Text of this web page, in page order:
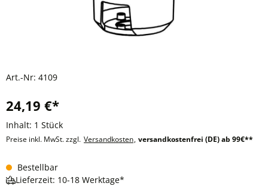
Art.-Nr: 4109
24,19 €*
Inhalt: 1 Stück
Preise inkl. MwSt. zzgl. Versandkosten, versandkostenfrei (DE) ab 99€**
Bestellbar
Lieferzeit: 10-18 Werktage*